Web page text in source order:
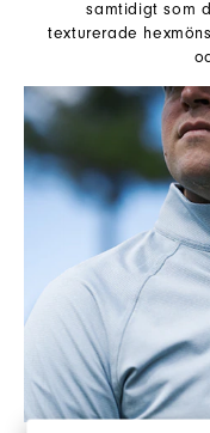
samtidigt som
texturerade